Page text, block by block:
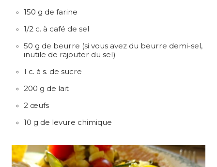
150 g de farine
1/2 c. à café de sel
50 g de beurre (si vous avez du beurre demi-sel,
inutile de rajouter du sel)
1 c. à s. de sucre
200 g de lait
2 œufs
10 g de levure chimique